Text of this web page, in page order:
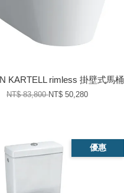
KARTELL rimless 掛壁式馬桶
NT$ 83,800NT$ 50,280
優惠